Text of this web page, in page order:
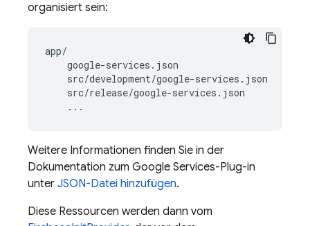
organisiert sein:
app/
    google-services.json
    src/development/google-services.json
    src/release/google-services.json
Weitere Informationen finden Sie in der
Dokumentation zum Google Services-Plug-in
unter JSON-Datei hinzufügen.
Diese Ressourcen werden dann vom